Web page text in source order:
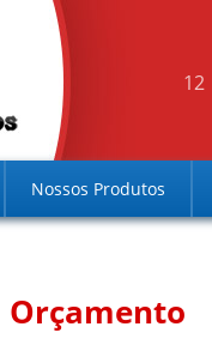
12
Nossos Produtos
Orçamento